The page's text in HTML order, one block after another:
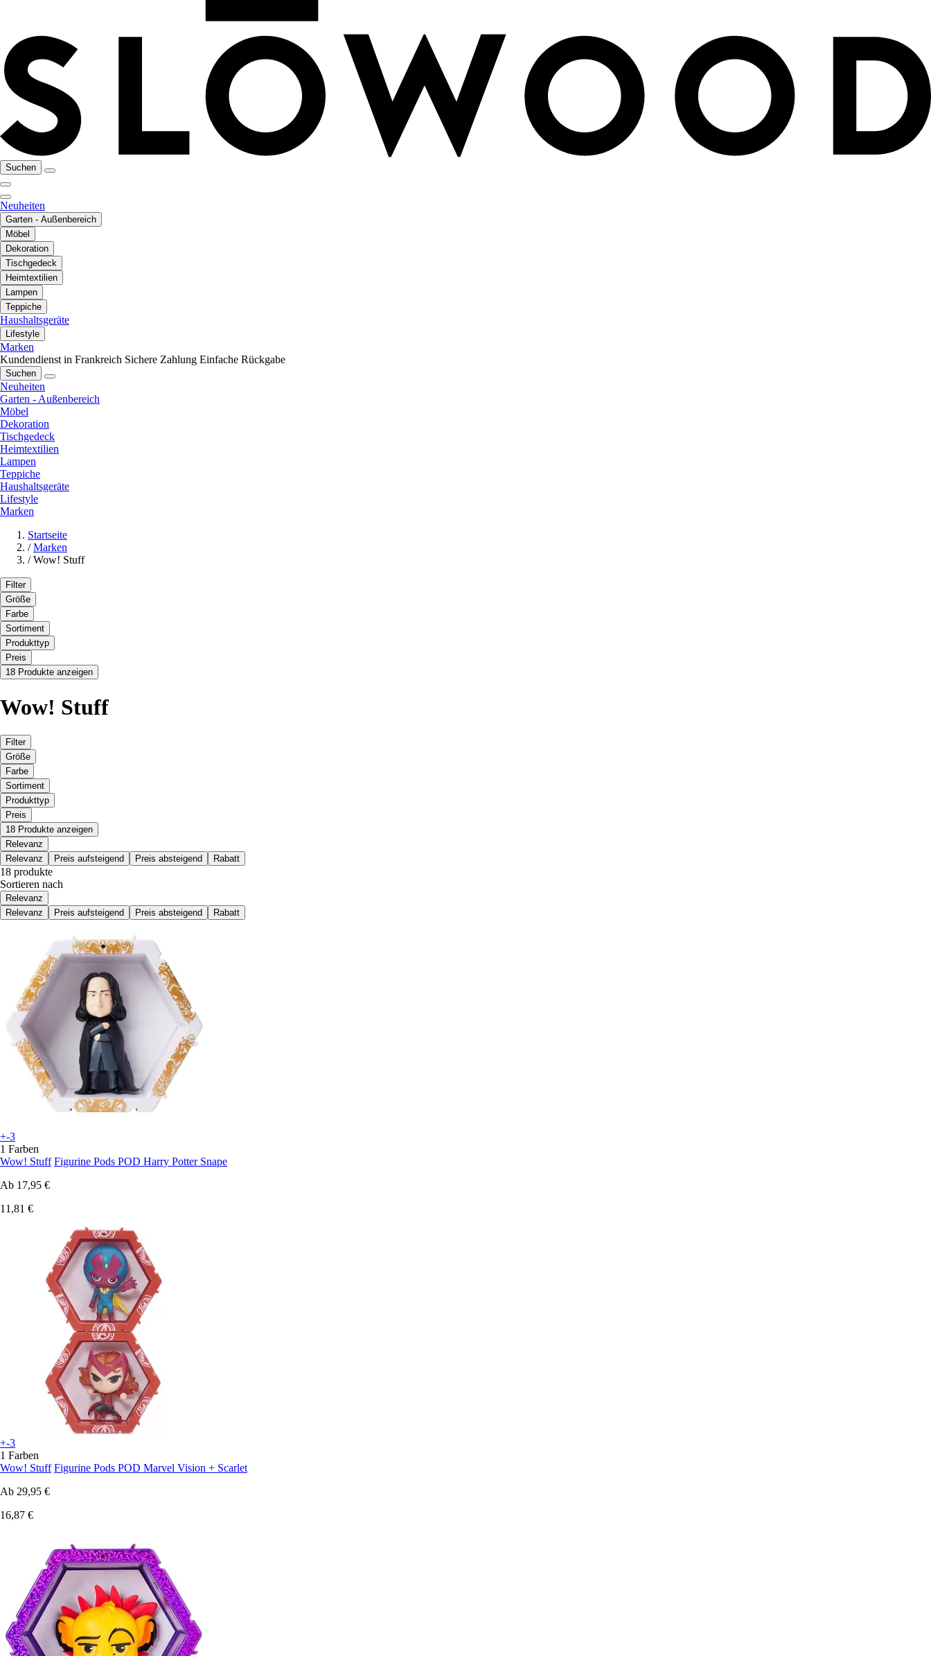
Suchen
Neuheiten
Garten - Außenbereich
Möbel
Dekoration
Tischgedeck
Heimtextilien
Lampen
Teppiche
Haushaltsgeräte
Lifestyle
Marken
Kundendienst in Frankreich Sichere Zahlung Einfache Rückgabe
Suchen
Neuheiten
Garten - Außenbereich
Möbel
Dekoration
Tischgedeck
Heimtextilien
Lampen
Teppiche
Haushaltsgeräte
Lifestyle
Marken
Startseite
/ Marken
/ Wow! Stuff
Filter
Größe
Farbe
Sortiment
Produkttyp
Preis
18 Produkte anzeigen
Wow! Stuff
Filter
Größe
Farbe
Sortiment
Produkttyp
Preis
18 Produkte anzeigen
Relevanz
Relevanz
Preis aufsteigend Preis absteigend Rabatt
18 produkte
Sortieren nach
Relevanz
Relevanz
Preis aufsteigend Preis absteigend Rabatt
+-3
1 Farben
Wow! Stuff Figurine Pods POD Harry Potter Snape
Ab 17,95 €
11,81 €
+-3
1 Farben
Wow! Stuff Figurine Pods POD Marvel Vision + Scarlet
Ab 29,95 €
16,87 €